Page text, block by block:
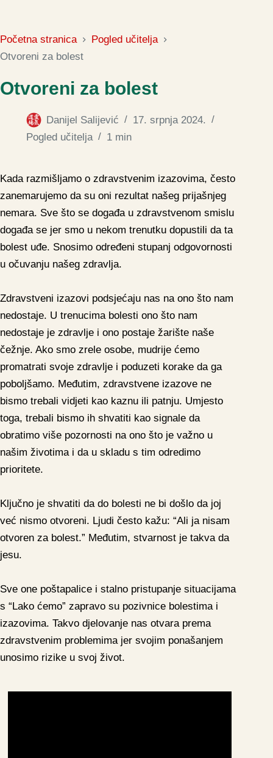
Početna stranica
Pogled učitelja
Otvoreni za bolest
Otvoreni za bolest
Danijel Salijević
17. srpnja 2024.
Pogled učitelja
1 min
Kada razmišljamo o zdravstvenim izazovima, često
zanemarujemo da su oni rezultat našeg prijašnjeg
nemara. Sve što se događa u zdravstvenom smislu
događa se jer smo u nekom trenutku dopustili da ta
bolest uđe. Snosimo određeni stupanj odgovornosti
u očuvanju našeg zdravlja.
Zdravstveni izazovi podsjećaju nas na ono što nam
nedostaje. U trenucima bolesti ono što nam
nedostaje je zdravlje i ono postaje žarište naše
čežnje. Ako smo zrele osobe, mudrije ćemo
promatrati svoje zdravlje i poduzeti korake da ga
poboljšamo. Međutim, zdravstvene izazove ne
bismo trebali vidjeti kao kaznu ili patnju. Umjesto
toga, trebali bismo ih shvatiti kao signale da
obratimo više pozornosti na ono što je važno u
našim životima i da u skladu s tim odredimo
prioritete.
Ključno je shvatiti da do bolesti ne bi došlo da joj
već nismo otvoreni. Ljudi često kažu: “Ali ja nisam
otvoren za bolest.” Međutim, stvarnost je takva da
jesu.
Sve one poštapalice i stalno pristupanje situacijama
s “Lako ćemo” zapravo su pozivnice bolestima i
izazovima. Takvo djelovanje nas otvara prema
zdravstvenim problemima jer svojim ponašanjem
unosimo rizike u svoj život.